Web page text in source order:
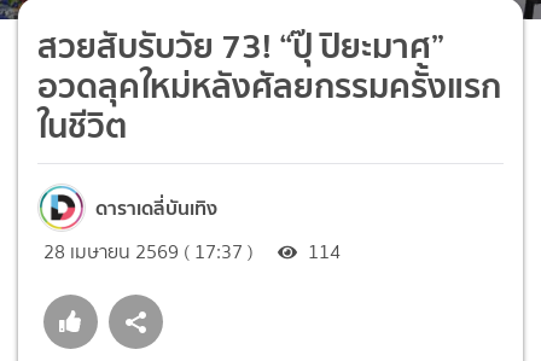
สวยสับรับวัย 73! “ปุ๊ ปิยะมาศ”
อวดลุคใหม่หลังศัลยกรรมครั้งแรก
ในชีวิต
ดาราเดลี่บันเทิง
28 เมษายน 2569 ( 17:37 ) 114